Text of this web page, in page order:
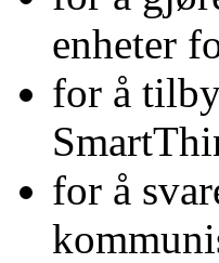
enheter
for å
for å